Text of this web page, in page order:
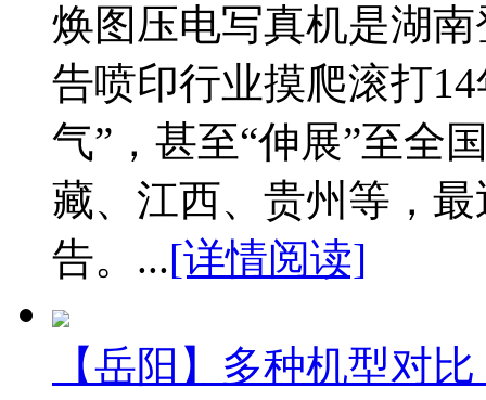
焕图压电写真机是湖
告喷印行业摸爬滚打
气”，甚至“伸展”至全
藏、江西、贵州等，
告。...[详情阅读]
【岳阳】多种机型对